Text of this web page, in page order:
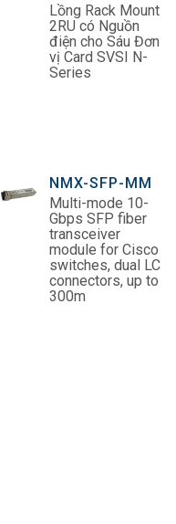
Lồng Rack Mount
2RU có Nguồn
điện cho Sáu Đơn
vị Card SVSI N-
Series
NMX-SFP-MM
Multi-mode 10-
Gbps SFP fiber
transceiver
module for Cisco
switches, dual LC
connectors, up to
300m